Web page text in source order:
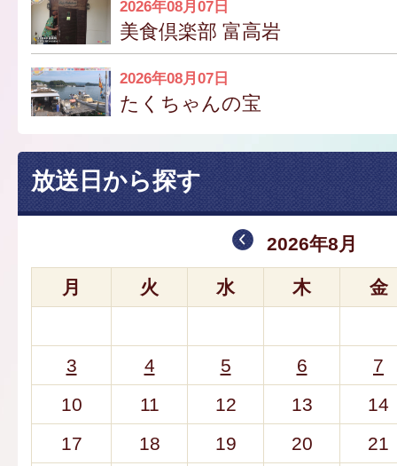
2026年08月07日
美食倶楽部 富高岩
2026年08月07日
たくちゃんの宝
放送日から探す
2026年8月
月 火 水 木 金
3 4 5 6
7
10
11 12 13
14
17
18 19 20
21